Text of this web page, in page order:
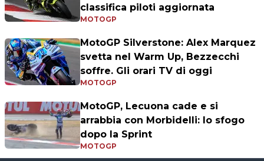
classifica piloti aggiornata
MOTOGP
MotoGP Silverstone: Alex Marquez
svetta nel Warm Up, Bezzecchi
soffre. Gli orari TV di oggi
MOTOGP
MotoGP, Lecuona cade e si
arrabbia con Morbidelli: lo sfogo
dopo la Sprint
MOTOGP